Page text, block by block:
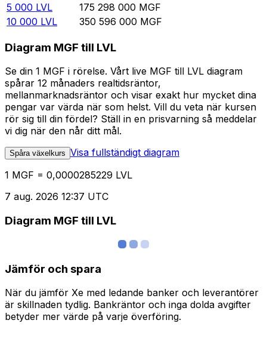
5 000 LVL 175 298 000 MGF
10 000 LVL 350 596 000 MGF
Diagram MGF till LVL
Se din 1 MGF i rörelse. Vårt live MGF till LVL diagram
spårar 12 månaders realtidsräntor,
mellanmarknadsräntor och visar exakt hur mycket dina
pengar var värda när som helst. Vill du veta när kursen
rör sig till din fördel? Ställ in en prisvarning så meddelar
vi dig när den når ditt mål.
Spåra växelkurs Visa fullständigt diagram
1 MGF = 0,0000285229 LVL
7 aug. 2026 12:37 UTC
Diagram MGF till LVL
Jämför och spara
När du jämför Xe med ledande banker och leverantörer
är skillnaden tydlig. Bankräntor och inga dolda avgifter
betyder mer värde på varje överföring.